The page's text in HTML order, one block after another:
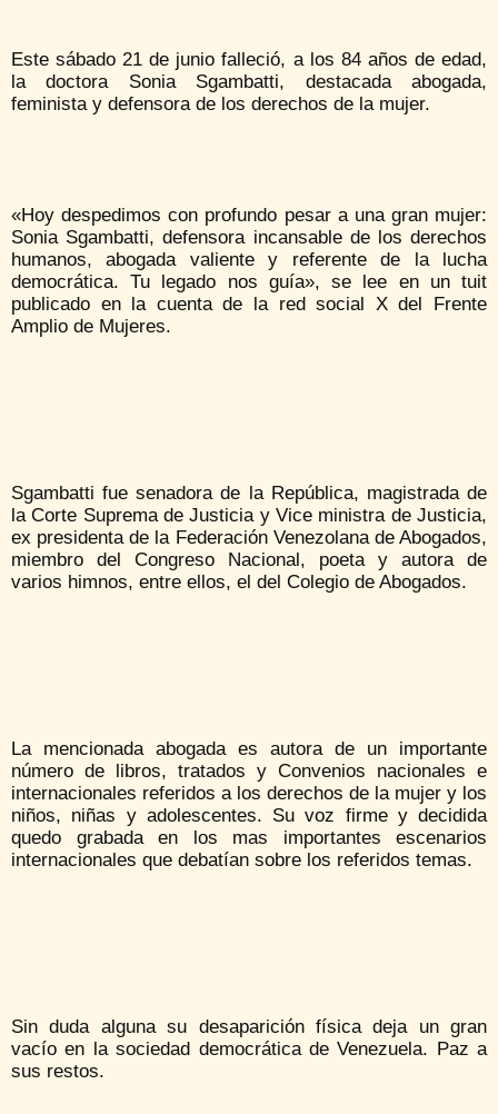
Este sábado 21 de junio falleció, a los 84 años de edad,
la doctora Sonia Sgambatti, destacada abogada,
feminista y defensora de los derechos de la mujer.
«Hoy despedimos con profundo pesar a una gran mujer:
Sonia Sgambatti, defensora incansable de los derechos
humanos, abogada valiente y referente de la lucha
democrática. Tu legado nos guía», se lee en un tuit
publicado en la cuenta de la red social X del Frente
Amplio de Mujeres.
Sgambatti fue senadora de la República, magistrada de
la Corte Suprema de Justicia y Vice ministra de Justicia,
ex presidenta de la Federación Venezolana de Abogados,
miembro del Congreso Nacional, poeta y autora de
varios himnos, entre ellos, el del Colegio de Abogados.
La mencionada abogada es autora de un importante
número de libros, tratados y Convenios nacionales e
internacionales referidos a los derechos de la mujer y los
niños, niñas y adolescentes. Su voz firme y decidida
quedo grabada en los mas importantes escenarios
internacionales que debatían sobre los referidos temas.
Sin duda alguna su desaparición física deja un gran
vacío en la sociedad democrática de Venezuela. Paz a
sus restos.